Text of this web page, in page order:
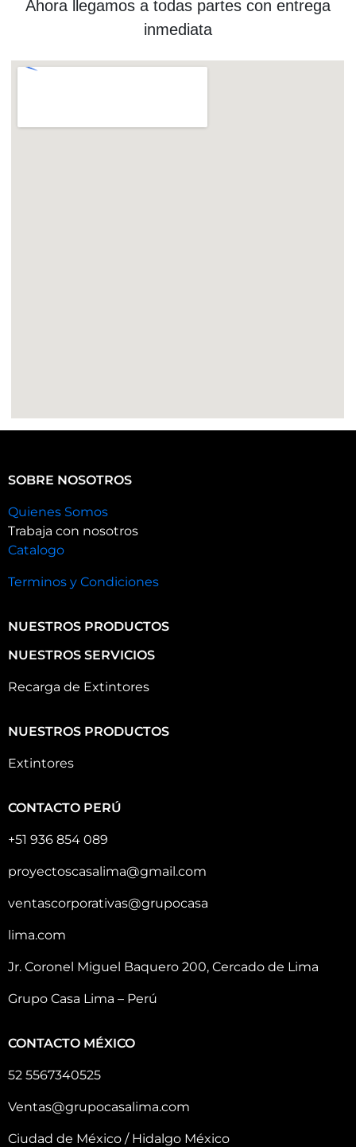
Ahora llegamos a todas partes con entrega
inmediata
SOBRE NOSOTROS
Quienes Somos
Trabaja con nosotros
Catalogo
Terminos y Condiciones
NUESTROS PRODUCTOS
NUESTROS SERVICIOS
Recarga de Extintores
NUESTROS PRODUCTOS
Extintores
CONTACTO PERÚ
+51 936 854 089
proyectoscasalima@gmail.com
ventascorporativas@grupocasa
lima.com
Jr. Coronel Miguel Baquero 200, Cercado de Lima
Grupo Casa Lima – Perú
CONTACTO MÉXICO
52 5567340525
Ventas@grupocasalima.com
Ciudad de México / Hidalgo México